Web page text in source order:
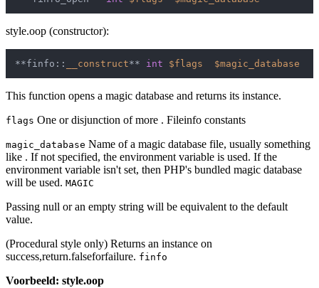
style.oop (constructor):
**finfo:: __construct** int $flags $magic_database
This function opens a magic database and returns its instance.
flags One or disjunction of more . Fileinfo constants
magic_database Name of a magic database file, usually something
like . If not specified, the environment variable is used. If the
environment variable isn't set, then PHP's bundled magic database
will be used. MAGIC
Passing null or an empty string will be equivalent to the default
value.
(Procedural style only) Returns an instance on
success,return.falseforfailure. finfo
Voorbeeld: style.oop